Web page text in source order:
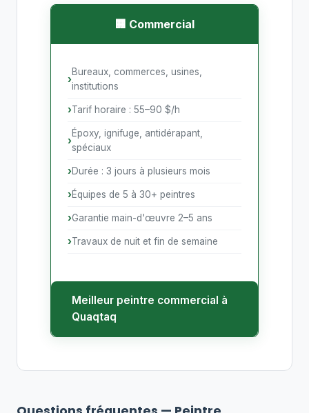
🏢 Commercial
Bureaux, commerces, usines,
institutions
Tarif horaire : 55–90 $/h
Époxy, ignifuge, antidérapant,
spéciaux
Durée : 3 jours à plusieurs mois
Équipes de 5 à 30+ peintres
Garantie main-d'œuvre 2–5 ans
Travaux de nuit et fin de semaine
Meilleur peintre commercial à
Quaqtaq